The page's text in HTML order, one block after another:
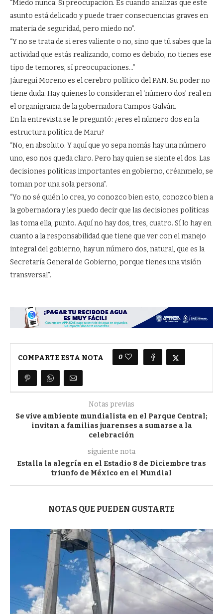
“Miedo nunca. Sí preocupación. Es cuando analizas que este
asunto está delicado y puede traer consecuencias graves en
materia de seguridad, pero miedo no”.
“Y no se trata de si eres valiente o no, sino que tú sabes que la
actividad que estás realizando, como es debido, no tienes ese
tipo de temores, sí preocupaciones…”
Jáuregui Moreno es el cerebro político del PAN. Su poder no
tiene duda. Hay quienes lo consideran el ‘número dos’ real en
el organigrama de la gobernadora Campos Galván.
En la entrevista se le preguntó: ¿eres el número dos en la
estructura política de Maru?
“No, en absoluto. Y aquí que yo sepa nomás hay una número
uno, eso nos queda claro. Pero hay quien se siente el dos. Las
decisiones políticas importantes en gobierno, créanmelo, se
toman por una sola persona”.
“Yo no sé quién lo crea, yo conozco bien esto, conozco bien a
la gobernadora y les puedo decir que las decisiones políticas
las toma ella, punto. Aquí no hay dos, tres, cuatro. Sí lo hay en
cuanto a la responsabilidad que tiene que ver con el manejo
integral del gobierno, hay un número dos, natural, que es la
Secretaría General de Gobierno, porque tienes una visión
transversal”.
COMPARTE ESTA NOTA 0
Notas previas
Se vive ambiente mundialista en el Parque Central;
invitan a familias juarenses a sumarse a la
celebración
siguiente nota
Estalla la alegría en el Estadio 8 de Diciembre tras
triunfo de México en el Mundial
NOTAS QUE PUEDEN GUSTARTE